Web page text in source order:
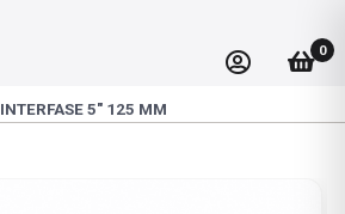
0
INTERFASE 5" 125 MM